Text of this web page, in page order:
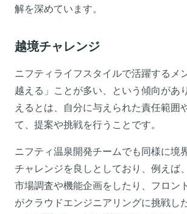
解を深めています。
越境チャレンジ
ニフティライフスタイルで活躍するメ
越える」ことが多い、という傾向があ
えるとは、自分に与えられた責任範囲
て、提案や挑戦を行うことです。
ニフティ温泉開発チームでも同様に境
チャレンジを良しとしており、例えば
市場調査や機能企画をしたり、フロン
がクラウドエンジニアリングに挑戦し